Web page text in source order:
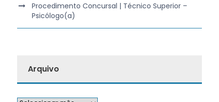
Procedimento Concursal | Técnico Superior –
Psicólogo(a)
Arquivo